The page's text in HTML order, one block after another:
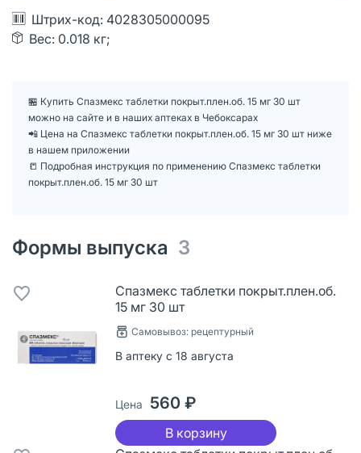
Штрих-код: 4028305000095
Вес: 0.018 кг;
🏪 Купить Спазмекс таблетки покрыт.плен.об. 15 мг 30 шт
можно на сайте и в наших аптеках в Чебоксарах
📲 Цена на Спазмекс таблетки покрыт.плен.об. 15 мг 30 шт ниже
в нашем приложении
📒 Подробная инструкция по применению Спазмекс таблетки
покрыт.плен.об. 15 мг 30 шт
Формы выпуска 3
Спазмекс таблетки покрыт.плен.об.
15 мг 30 шт
Самовывоз: рецептурный
В аптеку с 18 августа
Цена 560 ₽
В корзину